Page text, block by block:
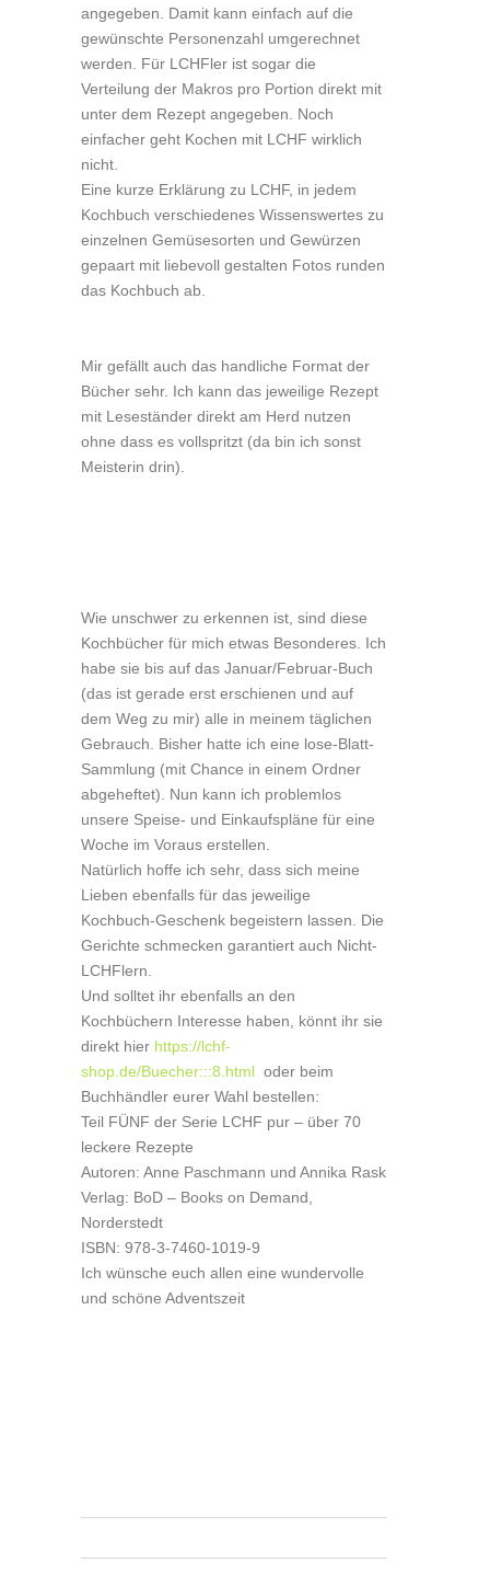
angegeben. Damit kann einfach auf die
gewünschte Personenzahl umgerechnet
werden. Für LCHFler ist sogar die
Verteilung der Makros pro Portion direkt mit
unter dem Rezept angegeben. Noch
einfacher geht Kochen mit LCHF wirklich
nicht.
Eine kurze Erklärung zu LCHF, in jedem
Kochbuch verschiedenes Wissenswertes zu
einzelnen Gemüsesorten und Gewürzen
gepaart mit liebevoll gestalten Fotos runden
das Kochbuch ab.
Mir gefällt auch das handliche Format der
Bücher sehr. Ich kann das jeweilige Rezept
mit Leseständer direkt am Herd nutzen
ohne dass es vollspritzt (da bin ich sonst
Meisterin drin).
Wie unschwer zu erkennen ist, sind diese
Kochbücher für mich etwas Besonderes. Ich
habe sie bis auf das Januar/Februar-Buch
(das ist gerade erst erschienen und auf
dem Weg zu mir) alle in meinem täglichen
Gebrauch. Bisher hatte ich eine lose-Blatt-
Sammlung (mit Chance in einem Ordner
abgeheftet). Nun kann ich problemlos
unsere Speise- und Einkaufspläne für eine
Woche im Voraus erstellen.
Natürlich hoffe ich sehr, dass sich meine
Lieben ebenfalls für das jeweilige
Kochbuch-Geschenk begeistern lassen. Die
Gerichte schmecken garantiert auch Nicht-
LCHFlern.
Und solltet ihr ebenfalls an den
Kochbüchern Interesse haben, könnt ihr sie
direkt hier https://lchf-
shop.de/Buecher:::8.html oder beim
Buchhändler eurer Wahl bestellen:
Teil FÜNF der Serie LCHF pur – über 70
leckere Rezepte
Autoren: Anne Paschmann und Annika Rask
Verlag: BoD – Books on Demand,
Norderstedt
ISBN: 978-3-7460-1019-9
Ich wünsche euch allen eine wundervolle
und schöne Adventszeit